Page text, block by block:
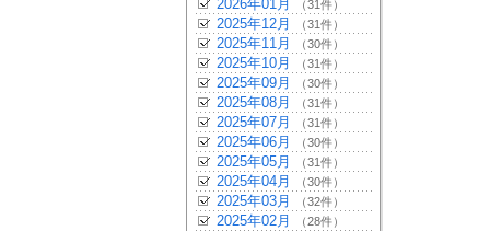
2026年01月 （31件）
2025年12月 （31件）
2025年11月 （30件）
2025年10月 （31件）
2025年09月 （30件）
2025年08月 （31件）
2025年07月 （31件）
2025年06月 （30件）
2025年05月 （31件）
2025年04月 （30件）
2025年03月 （32件）
2025年02月 （28件）